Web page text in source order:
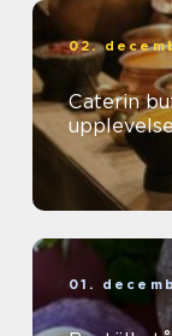
02.
Caterin
01.